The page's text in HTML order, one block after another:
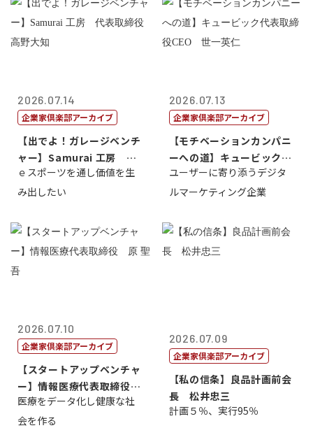
2026.07.14
企業家倶楽部アーカイブ
【出でよ！ガレージベンチ
ャー】Samurai 工房 代
表取締...
ｅスポーツを通し価値を生
み出したい
2026.07.13
企業家倶楽部アーカイブ
【モチベーションカンパニ
ーへの道】キュービック代
表取締役CE...
ユーザーに寄り添うデジタ
ルマーケティング企業
2026.07.10
企業家倶楽部アーカイブ
【スタートアップベンチャ
ー】情報医療代表取締役
原 聖吾
医療をデータ化し健康な社
会を作る
2026.07.09
企業家倶楽部アーカイブ
【私の信条】良品計画前会
長 松井忠三
計画５％、実行95％